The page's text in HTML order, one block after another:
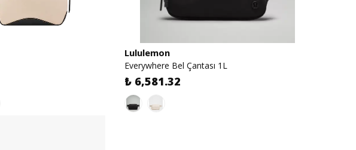
Lululemon
Everywhere Bel Çantası 1L
₺ 6,581.32